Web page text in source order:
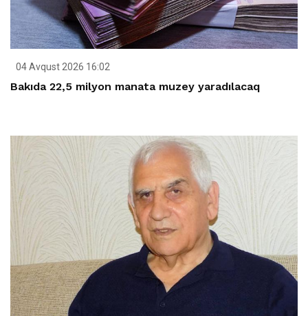
04 Avqust 2026 16:02
Bakıda 22,5 milyon manata muzey yaradılacaq